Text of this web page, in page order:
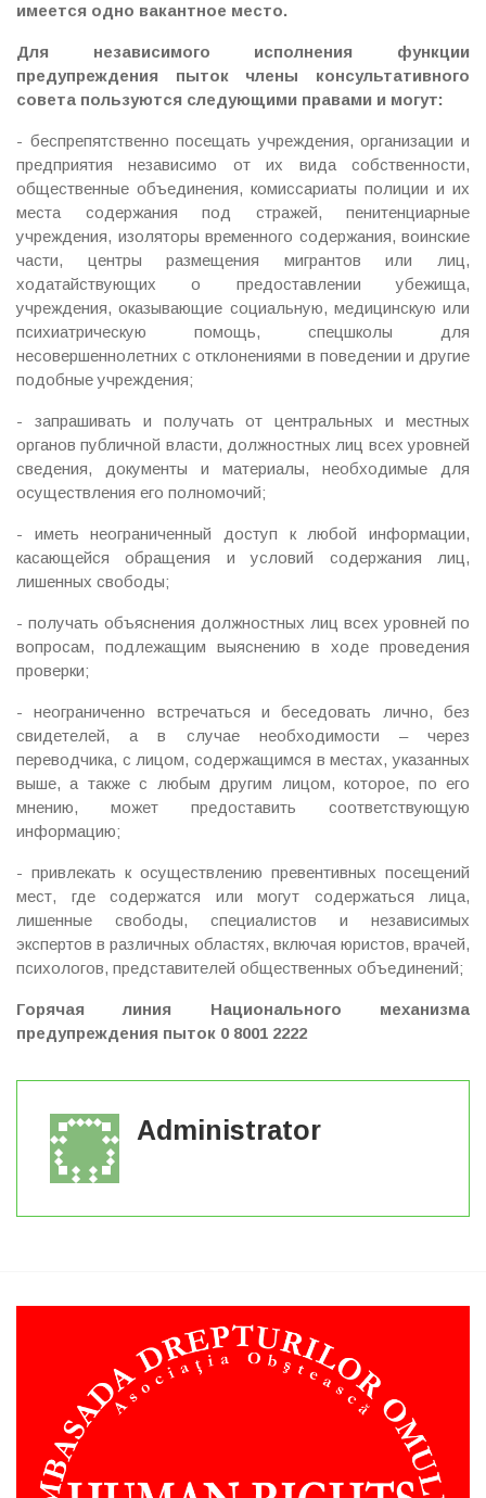
имеется одно вакантное место.
Для независимого исполнения функции
предупреждения пыток члены консультативного
совета пользуются следующими правами и могут:
- беспрепятственно посещать учреждения, организации и
предприятия независимо от их вида собственности,
общественные объединения, комиссариаты полиции и их
места содержания под стражей, пенитенциарные
учреждения, изоляторы временного содержания, воинские
части, центры размещения мигрантов или лиц,
ходатайствующих о предоставлении убежища,
учреждения, оказывающие социальную, медицинскую или
психиатрическую помощь, спецшколы для
несовершеннолетних с отклонениями в поведении и другие
подобные учреждения;
- запрашивать и получать от центральных и местных
органов публичной власти, должностных лиц всех уровней
сведения, документы и материалы, необходимые для
осуществления его полномочий;
- иметь неограниченный доступ к любой информации,
касающейся обращения и условий содержания лиц,
лишенных свободы;
- получать объяснения должностных лиц всех уровней по
вопросам, подлежащим выяснению в ходе проведения
проверки;
-неограниченно встречаться и беседовать лично, без
свидетелей, а в случае необходимости – через
переводчика, с лицом, содержащимся в местах, указанных
выше, а также с любым другим лицом, которое, по его
мнению, может предоставить соответствующую
информацию;
- привлекать к осуществлению превентивных посещений
мест, где содержатся или могут содержаться лица,
лишенные свободы, специалистов и независимых
экспертов в различных областях, включая юристов, врачей,
психологов, представителей общественных объединений;
Горячая линия Национального механизма
предупреждения пыток 0 8001 2222
Administrator